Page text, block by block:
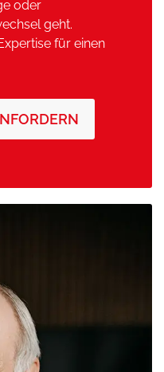
oder
geht.
für einen